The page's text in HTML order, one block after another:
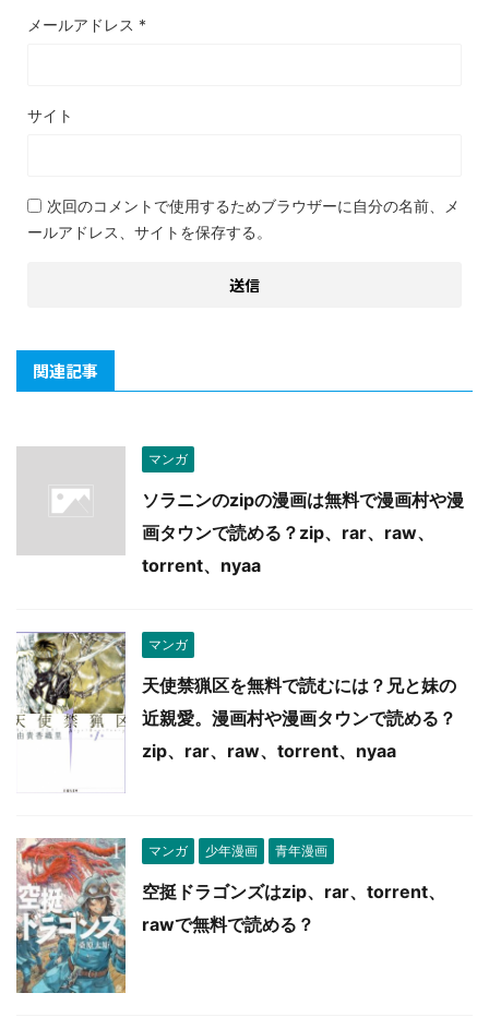
メールアドレス *
サイト
次回のコメントで使用するためブラウザーに自分の名前、メ
ールアドレス、サイトを保存する。
関連記事
マンガ
ソラニンのzipの漫画は無料で漫画村や漫
画タウンで読める？zip、rar、raw、
torrent、nyaa
マンガ
天使禁猟区を無料で読むには？兄と妹の
近親愛。漫画村や漫画タウンで読める？
zip、rar、raw、torrent、nyaa
マンガ 少年漫画 青年漫画
空挺ドラゴンズはzip、rar、torrent、
rawで無料で読める？